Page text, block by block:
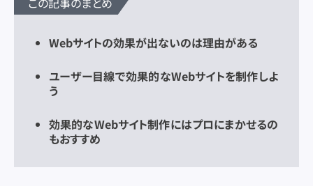
Webサイトの効果が出ないのは理由がある
ユーザー目線で効果的なWebサイトを制作しよ
う
効果的なWebサイト制作にはプロにまかせるの
もおすすめ